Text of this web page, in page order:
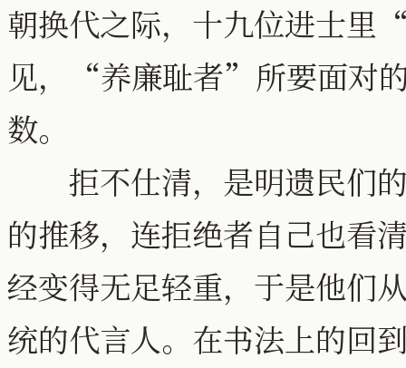
朝换代之际，十九位进士
见，“养廉耻者”所要面对
数。
拒不仕清，是明遗民们的
的推移，连拒绝者自己也看
经变得无足轻重，于是他们
统的代言人。在书法上的回